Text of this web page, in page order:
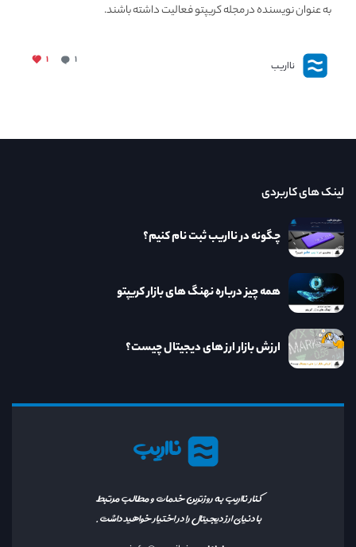
به عنوان نویسنده در مجله کریپتو فعالیت داشته باشند.
نااریب ۱ ۱
نااریب
کنار نااریب به روزترین خدمات و مطالب مرتبط
با دنیای ارز دیجیتال را در اختیار خواهید داشت.
لینک های کاربردی
چگونه در نااریب ثبت نام کنیم؟
همه چیز درباره نهنگ های بازار کریپتو
ارزش بازار ارز های دیجیتال چیست؟